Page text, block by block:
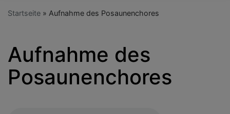
Startseite Aufnahme des Posaunenchores
Aufnahme des
Posaunenchores